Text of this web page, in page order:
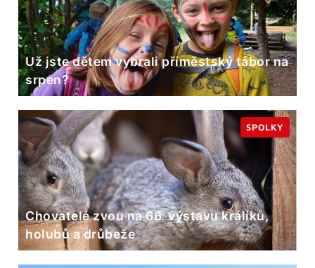
Už jste dětem vybrali příměstský tábor na
srpen?
Chovatelé zvou na 66. výstavu králíků,
holubů a drůbeže
SPOLKY